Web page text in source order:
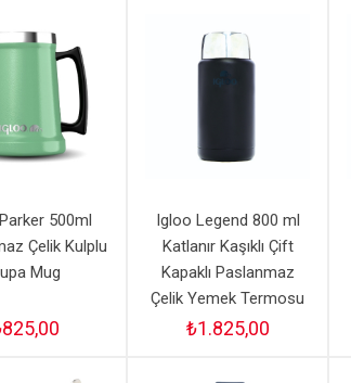
500ml
Çelik Kulplu
Mug
Igloo Legend 800 ml
Katlanır Kaşıklı Çift
Kapaklı Paslanmaz
Çelik Yemek Termosu
₺1.825,00